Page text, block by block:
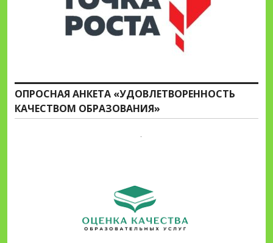
ОПРОСНАЯ АНКЕТА «УДОВЛЕТВОРЕННОСТЬ
КАЧЕСТВОМ ОБРАЗОВАНИЯ»